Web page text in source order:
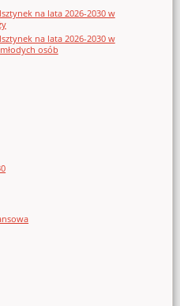
na lata 2026-2030 w
na lata 2026-2030 w
osób